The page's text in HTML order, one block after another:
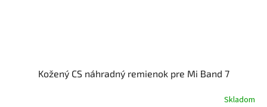
Kožený CS náhradný remienok pre Mi Band 7
Skladom